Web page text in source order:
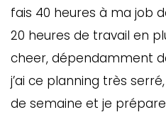
fais 40 heures à ma job
20 heures de travail en
cheer, dépendamment
j’ai ce planning très
de semaine et je